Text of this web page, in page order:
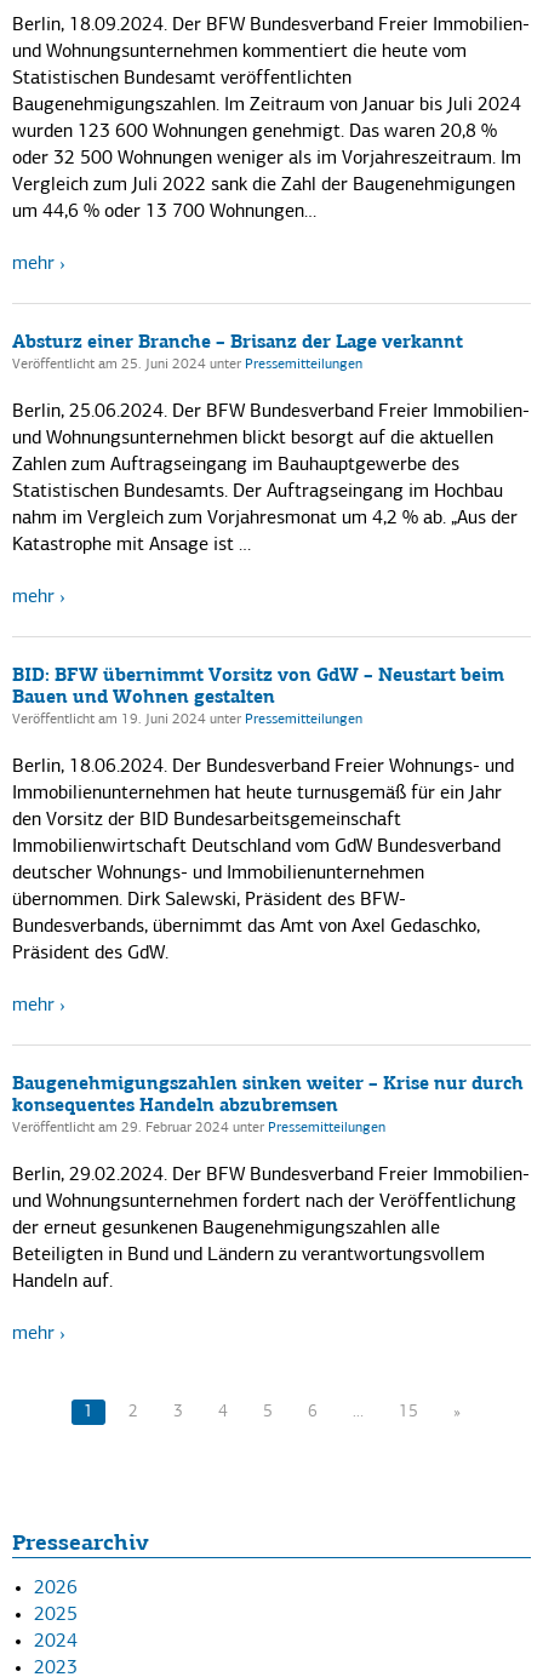
Berlin, 18.09.2024. Der BFW Bundesverband Freier Immobilien-
und Wohnungsunternehmen kommentiert die heute vom
Statistischen Bundesamt veröffentlichten
Baugenehmigungszahlen. Im Zeitraum von Januar bis Juli 2024
wurden 123 600 Wohnungen genehmigt. Das waren 20,8 %
oder 32 500 Wohnungen weniger als im Vorjahreszeitraum. Im
Vergleich zum Juli 2022 sank die Zahl der Baugenehmigungen
um 44,6 % oder 13 700 Wohnungen…
mehr
Absturz einer Branche – Brisanz der Lage verkannt
Veröffentlicht am 25. Juni 2024 unter Pressemitteilungen
Berlin, 25.06.2024. Der BFW Bundesverband Freier Immobilien-
und Wohnungsunternehmen blickt besorgt auf die aktuellen
Zahlen zum Auftragseingang im Bauhauptgewerbe des
Statistischen Bundesamts. Der Auftragseingang im Hochbau
nahm im Vergleich zum Vorjahresmonat um 4,2 % ab. „Aus der
Katastrophe mit Ansage ist …
mehr
BID: BFW übernimmt Vorsitz von GdW – Neustart beim
Bauen und Wohnen gestalten
Veröffentlicht am 19. Juni 2024 unter Pressemitteilungen
Berlin, 18.06.2024. Der Bundesverband Freier Wohnungs- und
Immobilienunternehmen hat heute turnusgemäß für ein Jahr
den Vorsitz der BID Bundesarbeitsgemeinschaft
Immobilienwirtschaft Deutschland vom GdW Bundesverband
deutscher Wohnungs- und Immobilienunternehmen
übernommen. Dirk Salewski, Präsident des BFW-
Bundesverbands, übernimmt das Amt von Axel Gedaschko,
Präsident des GdW.
mehr
Baugenehmigungszahlen sinken weiter – Krise nur durch
konsequentes Handeln abzubremsen
Veröffentlicht am 29. Februar 2024 unter Pressemitteilungen
Berlin, 29.02.2024. Der BFW Bundesverband Freier Immobilien-
und Wohnungsunternehmen fordert nach der Veröffentlichung
der erneut gesunkenen Baugenehmigungszahlen alle
Beteiligten in Bund und Ländern zu verantwortungsvollem
Handeln auf.
mehr
1 2 3 4 5 6 … 15 »
Pressearchiv
2026
2025
2024
2023